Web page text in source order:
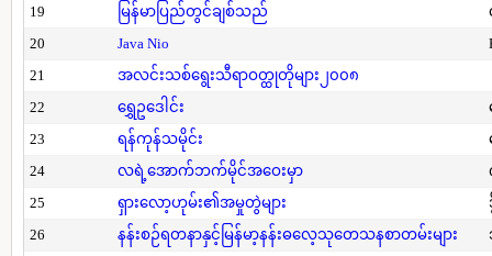
19
မြန်မာပြည်တွင်ချစ်သည်
20
Java Nio
21
အလင်းသစ်ရွေးသီရာဝတ္ထုတိုများ၂၀၀၈
22
ရွှေဥဒေါင်း
23
ရန်ကုန်သမိုင်း
24
လရဲ့အောက်ဘက်မိုင်အဝေးမှာ
25
ရှားလော့ဟုမ်း၏အမှုတွဲများ
26
နန်းစဉ်ရတနာနှင့်မြန်မာ့နန်းဓလေ့သုတေသနစာတမ်းများ